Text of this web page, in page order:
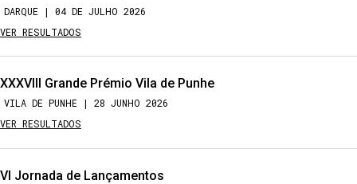
DARQUE | 04 DE JULHO 2026
VER RESULTADOS
XXXVIII Grande Prémio Vila de Punhe
VILA DE PUNHE | 28 JUNHO 2026
VER RESULTADOS
VI Jornada de Lançamentos